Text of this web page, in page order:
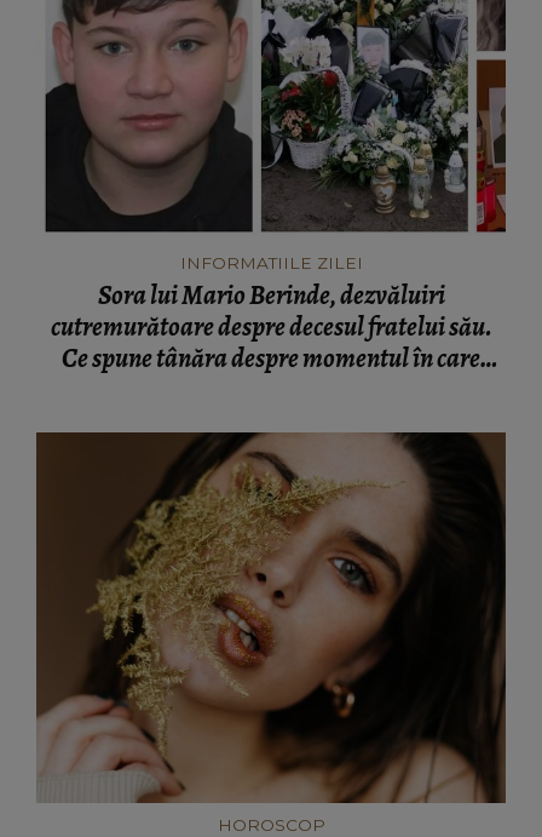
INFORMATIILE ZILEI
Sora lui Mario Berinde, dezvăluiri
cutremurătoare despre decesul fratelui său.
Ce spune tânăra despre momentul în care
HOROSCOP